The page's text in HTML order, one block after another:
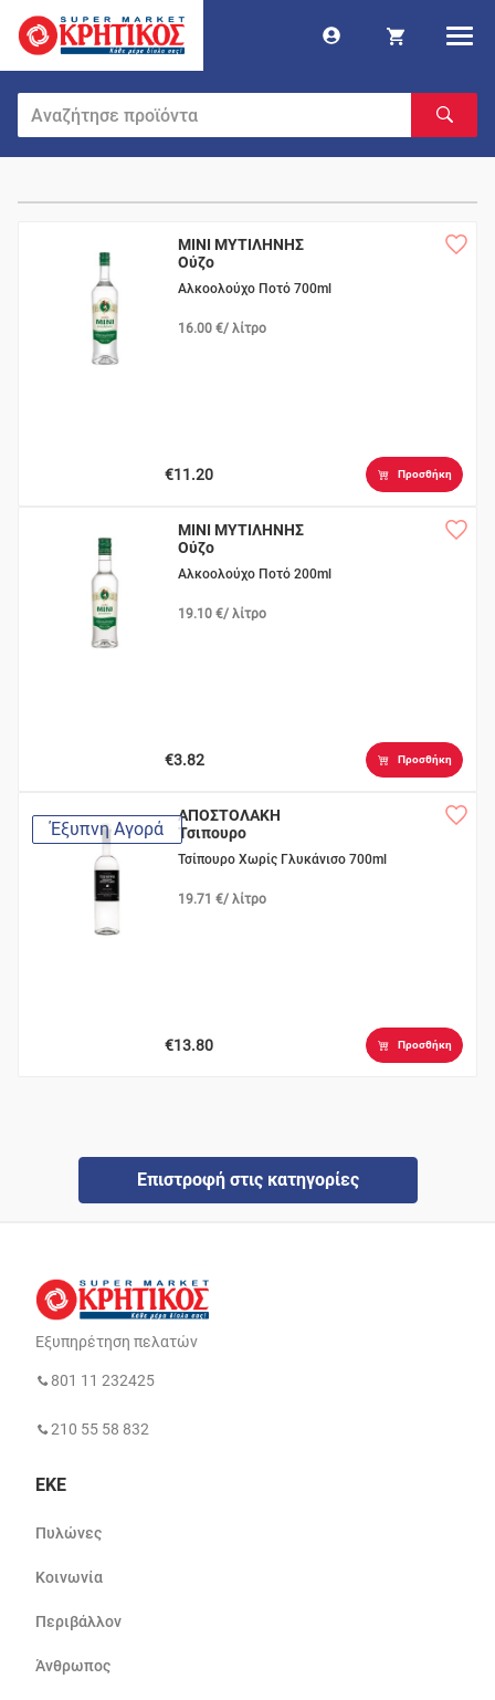
MINI ΜΥΤΙΛΗΝΗΣ
Ούζο
Αλκοολούχο Ποτό 700ml
16.00 €/ λίτρο
€11.20 Προσθήκη
MINI ΜΥΤΙΛΗΝΗΣ
Ούζο
Αλκοολούχο Ποτό 200ml
19.10 €/ λίτρο
€3.82 Προσθήκη
Έξυπνη Αγορά
ΑΠΟΣΤΟΛΑΚΗ
Τσιπουρο
Τσίπουρο Χωρίς Γλυκάνισο 700ml
19.71 €/ λίτρο
€13.80 Προσθήκη
Επιστροφή στις κατηγορίες
Εξυπηρέτηση πελατών
801 11 232425
210 55 58 832
ΕΚΕ
Πυλώνες
Κοινωνία
Περιβάλλον
Άνθρωπος